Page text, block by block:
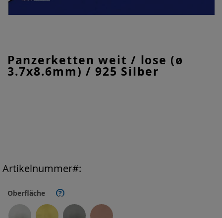
Panzerketten weit / lose (ø
3.7x8.6mm) / 925 Silber
Oberfläche ?
Artikelnummer
Anfang
der
Bildgalerie